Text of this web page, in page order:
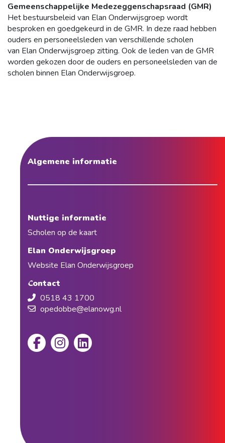
Gemeenschappelijke Medezeggenschapsraad (GMR)
Het bestuursbeleid van Elan Onderwijsgroep wordt
besproken en goedgekeurd in de GMR. In deze raad hebben
ouders en personeelsleden van verschillende scholen
van Elan Onderwijsgroep zitting. Ook de leden van de GMR
worden gekozen door de ouders en personeelsleden van de
scholen binnen Elan Onderwijsgroep.
Algemene informatie
Nuttige informatie
Scholen op de kaart
Elan Onderwijsgroep
Website Elan Onderwijsgroep
Contact
0518 43 1700
opedobbe@elanowg.nl